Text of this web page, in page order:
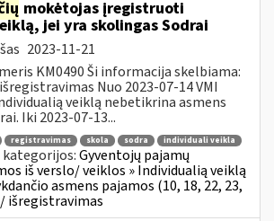
mokėtojas įregistruoti
jei yra skolingas Sodrai
2023-11-21
KM0490 Ši informacija skelbiama:
Nuo 2023-07-14 VMI
veiklą nebetikrina asmens
Iki 2023-07-13...
registravimas skola sodra individuali veikla
kategorijos:Gyventojų pajamų
iš verslo/ veiklos » Individualią veiklą
asmens pajamos (10, 18, 22, 23,
išregistravimas